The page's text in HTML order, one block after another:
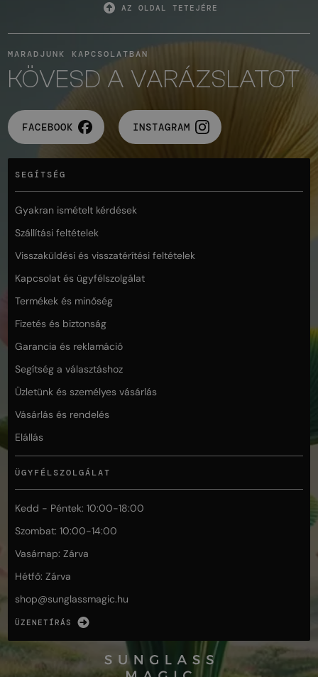
AZ OLDAL TETEJÉRE
MARADJUNK KAPCSOLATBAN
KÖVESD A VARÁZSLATOT
FACEBOOK INSTAGRAM
SEGÍTSÉG
Gyakran ismételt kérdések
Szállítási feltételek
Visszaküldési és visszatérítési feltételek
Kapcsolat és ügyfélszolgálat
Termékek és minőség
Fizetés és biztonság
Garancia és reklamáció
Segítség a választáshoz
Üzletünk és személyes vásárlás
Vásárlás és rendelés
Elállás
ÜGYFÉLSZOLGÁLAT
Kedd - Péntek: 10:00-18:00
Szombat: 10:00-14:00
Vasárnap: Zárva
Hétfő: Zárva
shop@sunglassmagic.hu
ÜZENETÍRÁS